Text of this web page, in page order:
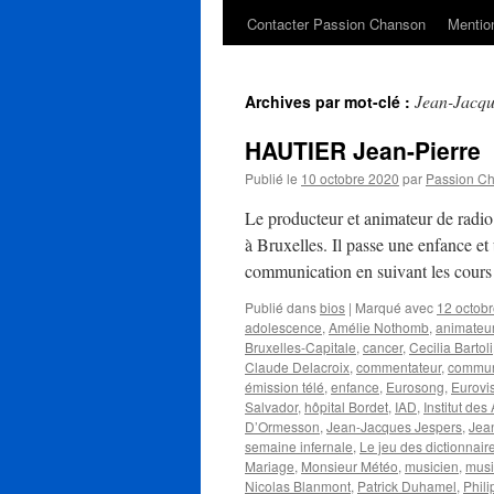
Contacter Passion Chanson
Archives par mot-clé : Jean-
HAUTIER Jean-Pierre
Publié le 10 octobre 2020 par Passion
Le producteur et animateur de
à Bruxelles. Il passe une enfance
communication en suivant les
Publié dansbios | Marqué avec 12
adolescence, Amélie Nothomb, animateur
Bruxelles-Capitale, cancer, Cecilia Bartoli
Claude Delacroix, commentateur,
émission télé, enfance, Eurosong,
Salvador, hôpital Bordet, IAD, Institut des
D’Ormesson, Jean-Jacques Jespers,
semaine infernale, Le jeu des
Mariage, Monsieur Météo, musicien,
Nicolas Blanmont, Patrick Duhamel,